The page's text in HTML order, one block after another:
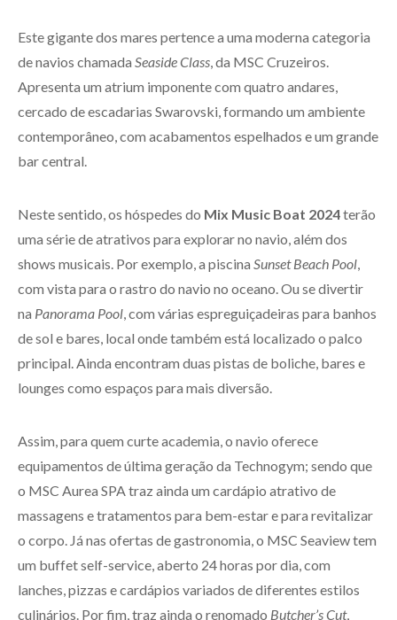
Este gigante dos mares pertence a uma moderna categoria
de navios chamada Seaside Class, da MSC Cruzeiros.
Apresenta um atrium imponente com quatro andares,
cercado de escadarias Swarovski, formando um ambiente
contemporâneo, com acabamentos espelhados e um grande
bar central.
Neste sentido, os hóspedes do Mix Music Boat 2024terão
uma série de atrativos para explorar no navio, além dos
shows musicais. Por exemplo, a piscina Sunset Beach Pool,
com vista para o rastro do navio no oceano. Ou se divertir
na Panorama Pool, com várias espreguiçadeiras para banhos
de sol e bares, local onde também está localizado o palco
principal. Ainda encontram duas pistas de boliche, bares e
lounges como espaços para mais diversão.
Assim, para quem curte academia, o navio oferece
equipamentos de última geração da Technogym; sendo que
o MSC Aurea SPA traz ainda um cardápio atrativo de
massagens e tratamentos para bem-estar e para revitalizar
o corpo. Já nas ofertas de gastronomia, o MSC Seaview tem
um buffet self-service, aberto 24 horas por dia, com
lanches, pizzas e cardápios variados de diferentes estilos
culinários. Por fim, traz ainda o renomado Butcher’s Cut,